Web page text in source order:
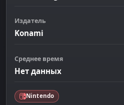
Издатель
Konami
Среднее время
Нет данных
Nintendo